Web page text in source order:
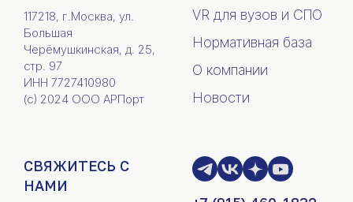
117218, г.Москва, ул.
Большая
Черёмушкинская, д. 25,
стр. 97
ИНН 7727410980
(c) 2024 ООО АРПорт
VR для вузов и СПО
Нормативная база
О компании
Новости
СВЯЖИТЕСЬ С
НАМИ